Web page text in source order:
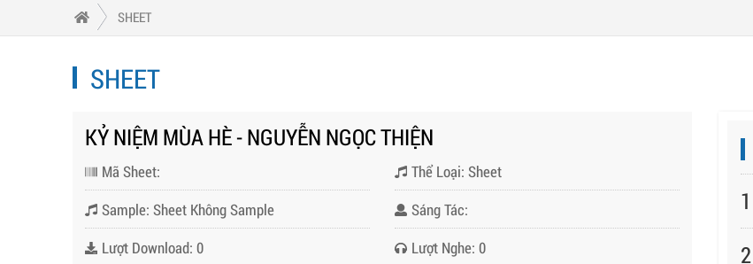
SHEET
SHEET
KỶ NIỆM MÙA HÈ - NGUYỄN NGỌC THIỆN
Mã Sheet:
Thể Loại: Sheet
Sample: Sheet Không Sample
Sáng Tác:
Lượt Download: 0
Lượt Nghe: 0
1
2